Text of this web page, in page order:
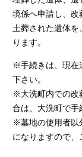
境係へ申請し、改
土葬された遺体
ります。
※手続きは、現在
下さい。
※大洗町内での改
合は、大洗町で手
※墓地の使用者以
になりますので、